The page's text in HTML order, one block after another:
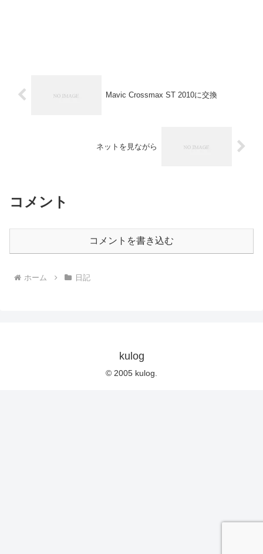
Mavic Crossmax ST 2010に交換
ネットを見ながら
コメント
コメントを書き込む
ホーム 日記
kulog
© 2005 kulog.